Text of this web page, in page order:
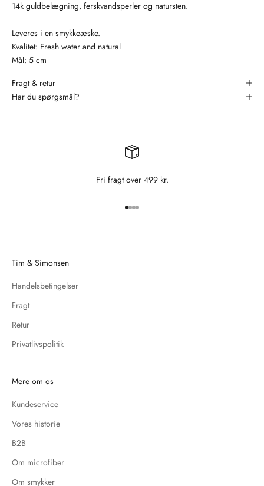
14k guldbelægning, ferskvandsperler og natursten.
Leveres i en smykkeæske.
Kvalitet: Fresh water and natural
Mål: 5 cm
Fragt & retur
Har du spørgsmål?
Fri fragt over 499 kr.
Gå til element 1
Gå til element 2
Gå til element 3
Gå til element 4
Tim & Simonsen
Handelsbetingelser
Fragt
Retur
Privatlivspolitik
Mere om os
Kundeservice
Vores historie
B2B
Om microfiber
Om smykker